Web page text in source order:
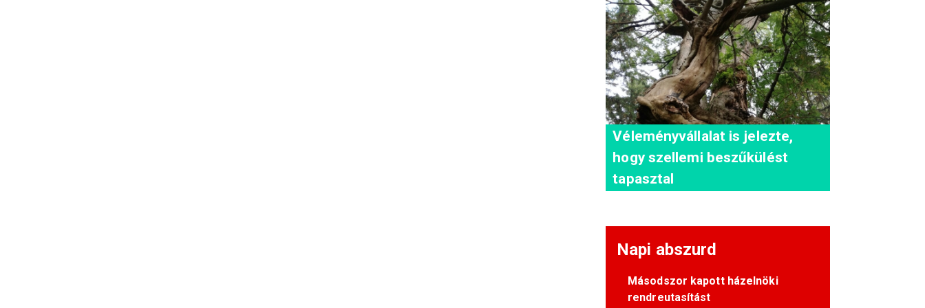
Véleményvállalat is jelezte,
hogy szellemi beszűkülést
tapasztal
Napi abszurd
Másodszor kapott házelnöki
rendreutasítást